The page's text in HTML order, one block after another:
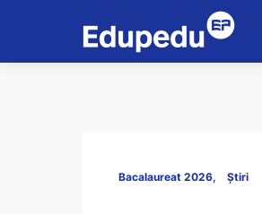
Bacalaureat 2026 Știri